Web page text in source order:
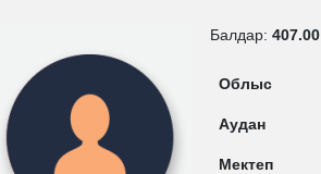
Балдар: 407.00
Облыс
Аудан
Мектеп